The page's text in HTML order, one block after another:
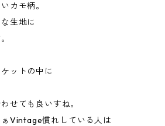
カモ柄。
生地に
ットの中に
せても良いすね。
Vintage慣れしている人は